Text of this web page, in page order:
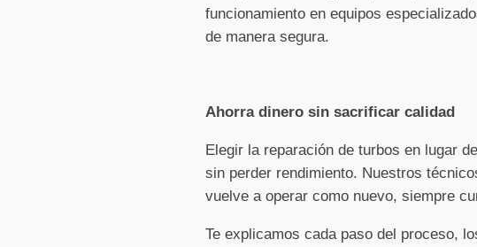
funcionamiento en equipos
de manera segura.
Ahorra dinero sin sacrificar calidad
Elegir la reparación de turbos en lugar
sin perder rendimiento. Nuestros
vuelve a operar como nuevo, siempre
Te explicamos cada paso del proceso,